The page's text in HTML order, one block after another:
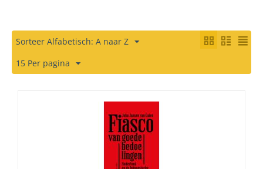
Sorteer Alfabetisch: A naar Z
15 Per pagina